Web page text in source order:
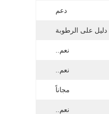
دعم
دليل على الرطوبة
نعم..
نعم..
مجاناً
نعم..